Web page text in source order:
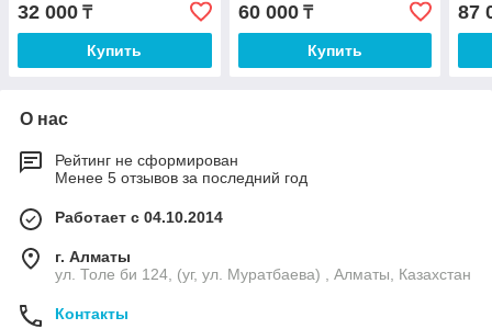
32 000 ₸
Купить
60 000₸
Купить
87
О нас
Рейтинг не сформирован
Менее 5 отзывов за последний год
Работает с 04.10.2014
г. Алматы
ул. Толе би 124, (уг, ул. Муратбаева) , Алматы, Казахстан
Контакты